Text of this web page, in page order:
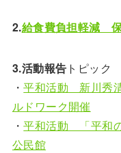
2.給食費負担軽減
3.活動報告 トピック
・平和活動 新川秀
ルドワーク開催
・平和活動 「平和
公民館